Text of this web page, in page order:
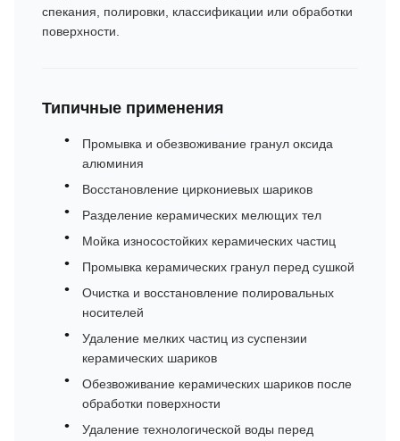
спекания, полировки, классификации или обработки
поверхности.
Типичные применения
Промывка и обезвоживание гранул оксида
алюминия
Восстановление циркониевых шариков
Разделение керамических мелющих тел
Мойка износостойких керамических частиц
Промывка керамических гранул перед сушкой
Очистка и восстановление полировальных
носителей
Удаление мелких частиц из суспензии
керамических шариков
Обезвоживание керамических шариков после
обработки поверхности
Удаление технологической воды перед